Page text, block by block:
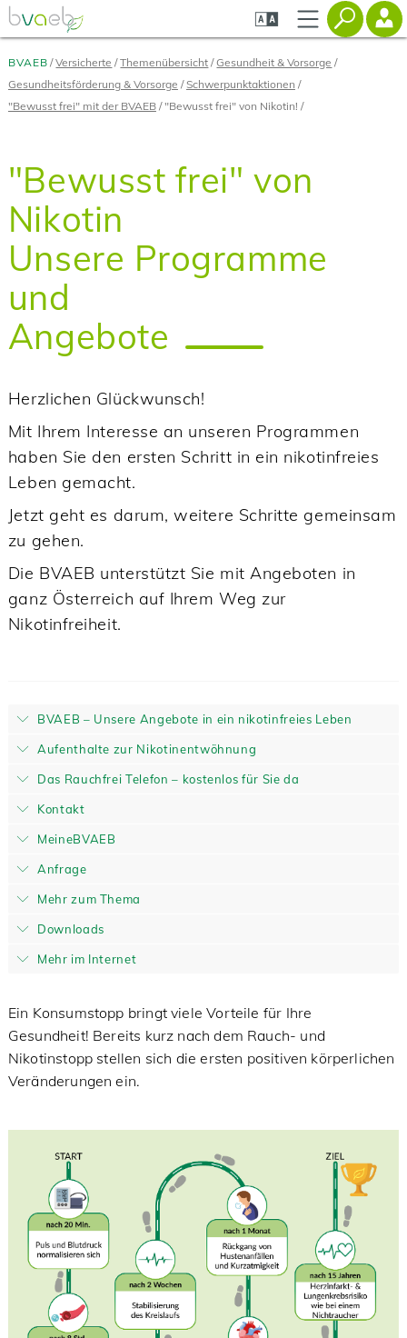
Zum
Seiteninhalt
springen
Zur
Navigation
springen
Zur
Mobilen
Navigation
BVAEB Versicherte Themenübersicht
Gesundheit & Vorsorge
Gesundheitsförderung & Vorsorge
Schwerpunktaktionen
"Bewusst frei" mit der BVAEB
"Bewusst frei" von Nikotin!
"Bewusst frei" von
Nikotin
Unsere Programme
und
Angebote
Herzlichen Glückwunsch!
Mit Ihrem Interesse an unseren Programmen
haben Sie den ersten Schritt in ein nikotinfreies
Leben gemacht.
Jetzt geht es darum, weitere Schritte gemeinsam
zu gehen.
Die BVAEB unterstützt Sie mit Angeboten in
ganz Österreich auf Ihrem Weg zur
Nikotinfreiheit.
BVAEB – Unsere Angebote in ein nikotinfreies Leben
Aufenthalte zur Nikotinentwöhnung
Das Rauchfrei Telefon – kostenlos für Sie da
Kontakt
MeineBVAEB
Anfrage
Mehr zum Thema
Downloads
Mehr im Internet
Ein Konsumstopp bringt viele Vorteile für Ihre
Gesundheit! Bereits kurz nach dem Rauch- und
Nikotinstopp stellen sich die ersten positiven körperlichen
Veränderungen ein.